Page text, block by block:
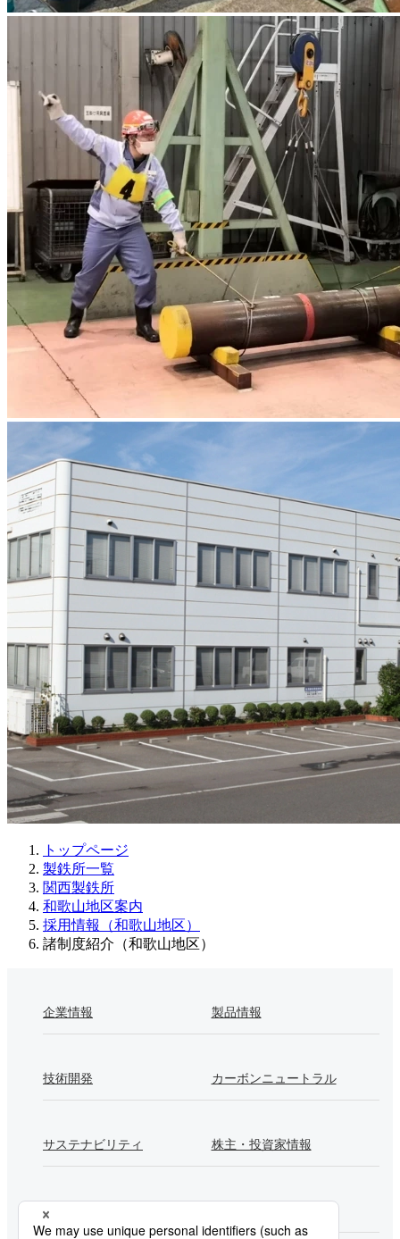
トップページ
製鉄所一覧
関西製鉄所
和歌山地区案内
採用情報（和歌山地区）
諸制度紹介（和歌山地区）
企業情報 製品情報
技術開発 カーボンニュートラル
サステナビリティ 株主・投資家情報
採用情報